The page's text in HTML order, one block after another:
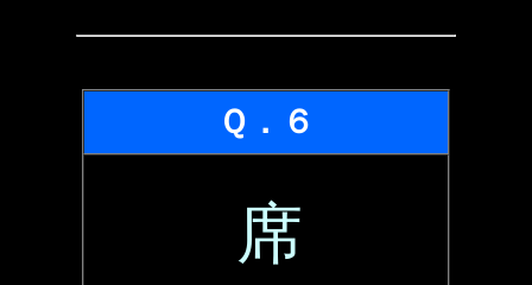
Ｑ．６
席